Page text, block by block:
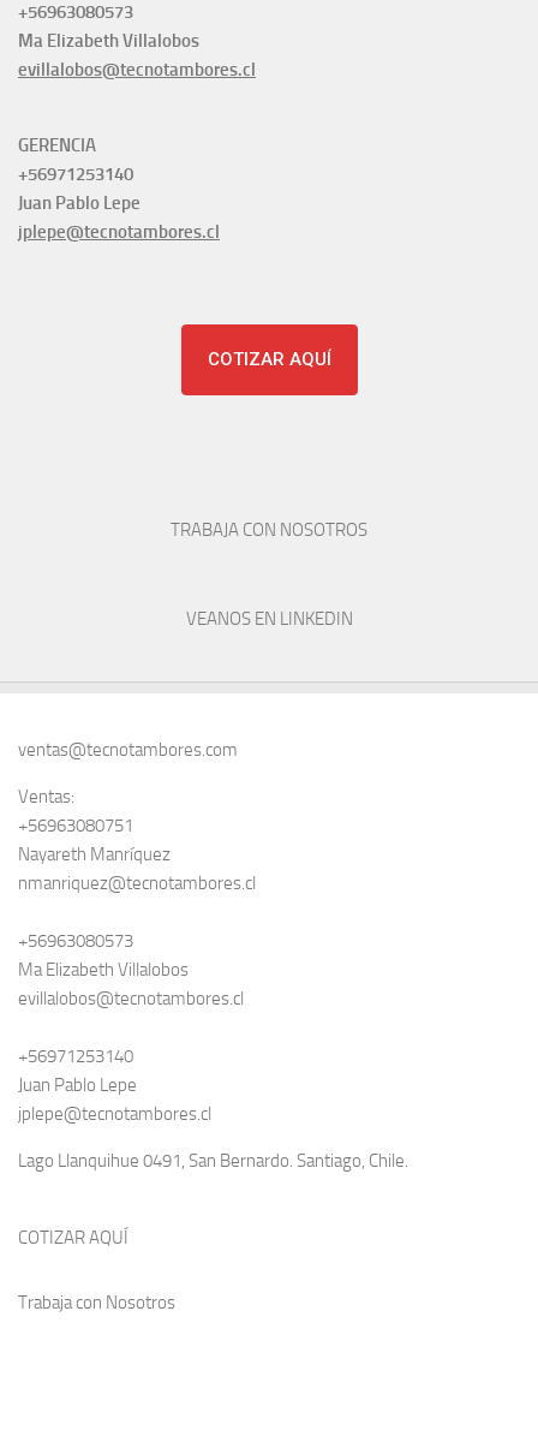
+56963080573
Ma Elizabeth Villalobos
evillalobos@tecnotambores.cl
GERENCIA
+56971253140
Juan Pablo Lepe
jplepe@tecnotambores.cl
COTIZAR AQUÍ
TRABAJA CON NOSOTROS
VEANOS EN LINKEDIN
ventas@tecnotambores.com
Ventas:
+56963080751
Nayareth Manríquez
nmanriquez@tecnotambores.cl
+56963080573
Ma Elizabeth Villalobos
evillalobos@tecnotambores.cl
+56971253140
Juan Pablo Lepe
jplepe@tecnotambores.cl
Lago Llanquihue 0491, San Bernardo. Santiago, Chile.
COTIZAR AQUÍ
Trabaja con Nosotros